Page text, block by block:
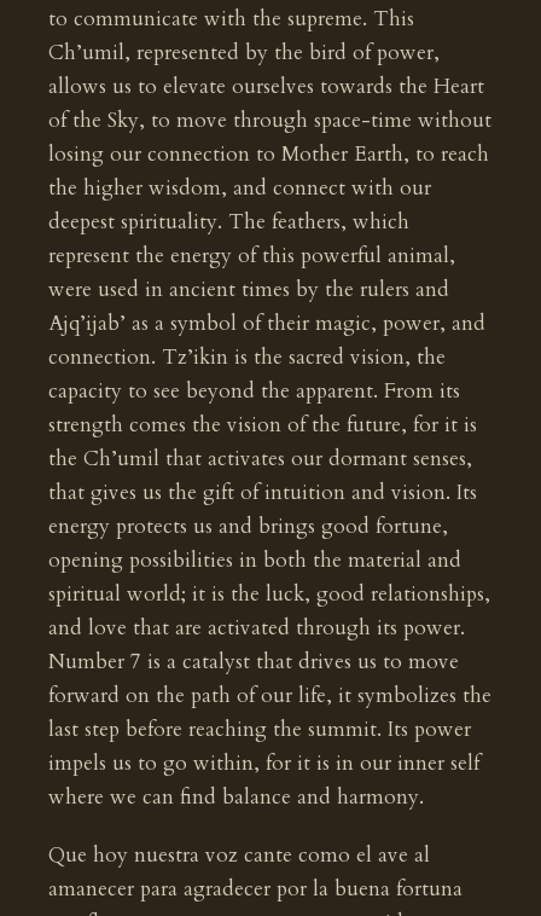
to communicate with the supreme. This
Ch’umil, represented by the bird of power,
allows us to elevate ourselves towards the Heart
of the Sky, to move through space-time without
losing our connection to Mother Earth, to reach
the higher wisdom, and connect with our
deepest spirituality. The feathers, which
represent the energy of this powerful animal,
were used in ancient times by the rulers and
Ajq’ijab’ as a symbol of their magic, power, and
connection. Tz’ikin is the sacred vision, the
capacity to see beyond the apparent. From its
strength comes the vision of the future, for it is
the Ch’umil that activates our dormant senses,
that gives us the gift of intuition and vision. Its
energy protects us and brings good fortune,
opening possibilities in both the material and
spiritual world; it is the luck, good relationships,
and love that are activated through its power.
Number 7 is a catalyst that drives us to move
forward on the path of our life, it symbolizes the
last step before reaching the summit. Its power
impels us to go within, for it is in our inner self
where we can find balance and harmony.
Que hoy nuestra voz cante como el ave al
amanecer para agradecer por la buena fortuna